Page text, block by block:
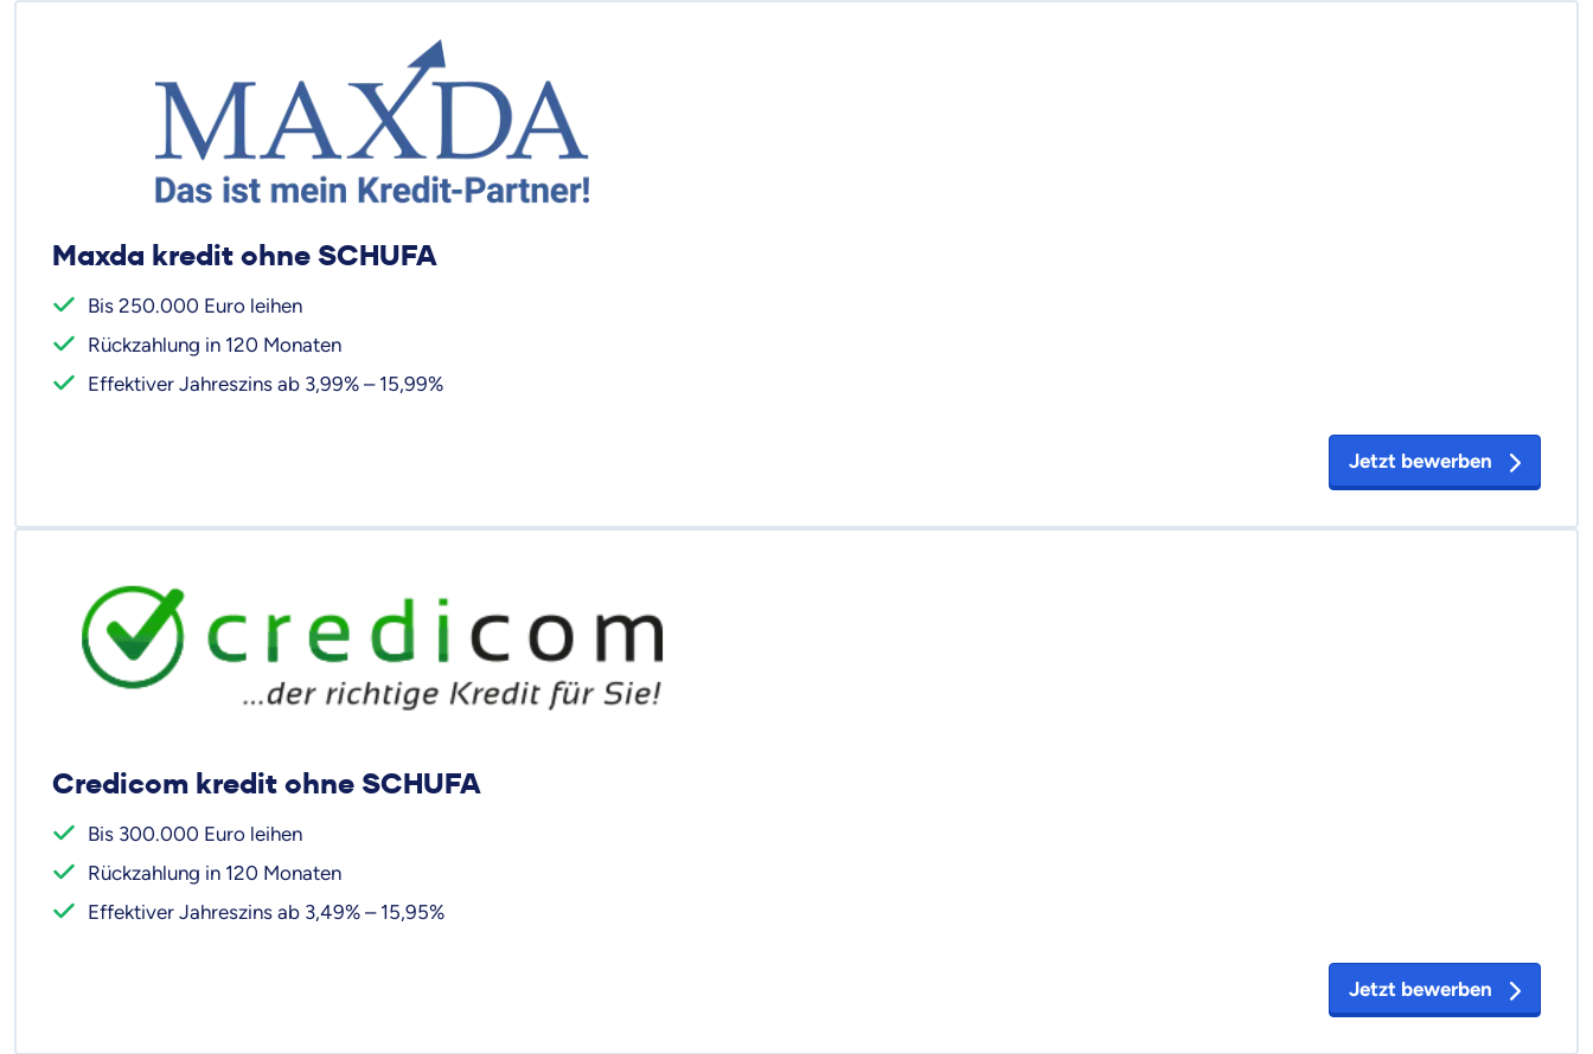
Maxda kredit ohne SCHUFA
Bis 250.000 Euro leihen
Rückzahlung in 120 Monaten
Effektiver Jahreszins ab 3,99% – 15,99%
Jetzt bewerben
Credicom kredit ohne SCHUFA
Bis 300.000 Euro leihen
Rückzahlung in 120 Monaten
Effektiver Jahreszins ab 3,49% – 15,95%
Jetzt bewerben